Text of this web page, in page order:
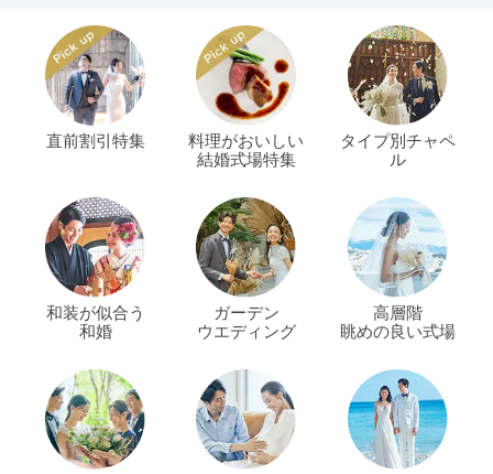
直前割引特集
料理がおいしい
結婚式場特集
タイプ別チャペ
ル
和装が似合う
和婚
ガーデン
ウエディング
高層階
眺めの良い式場